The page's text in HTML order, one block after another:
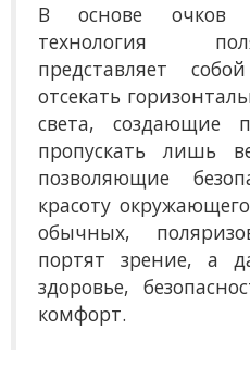
В основе очков
технология
представляет
отсекать
света,
пропускать лишь
позволяющие
красоту
обычных,
портят зрение, а
здоровье,
комфорт.